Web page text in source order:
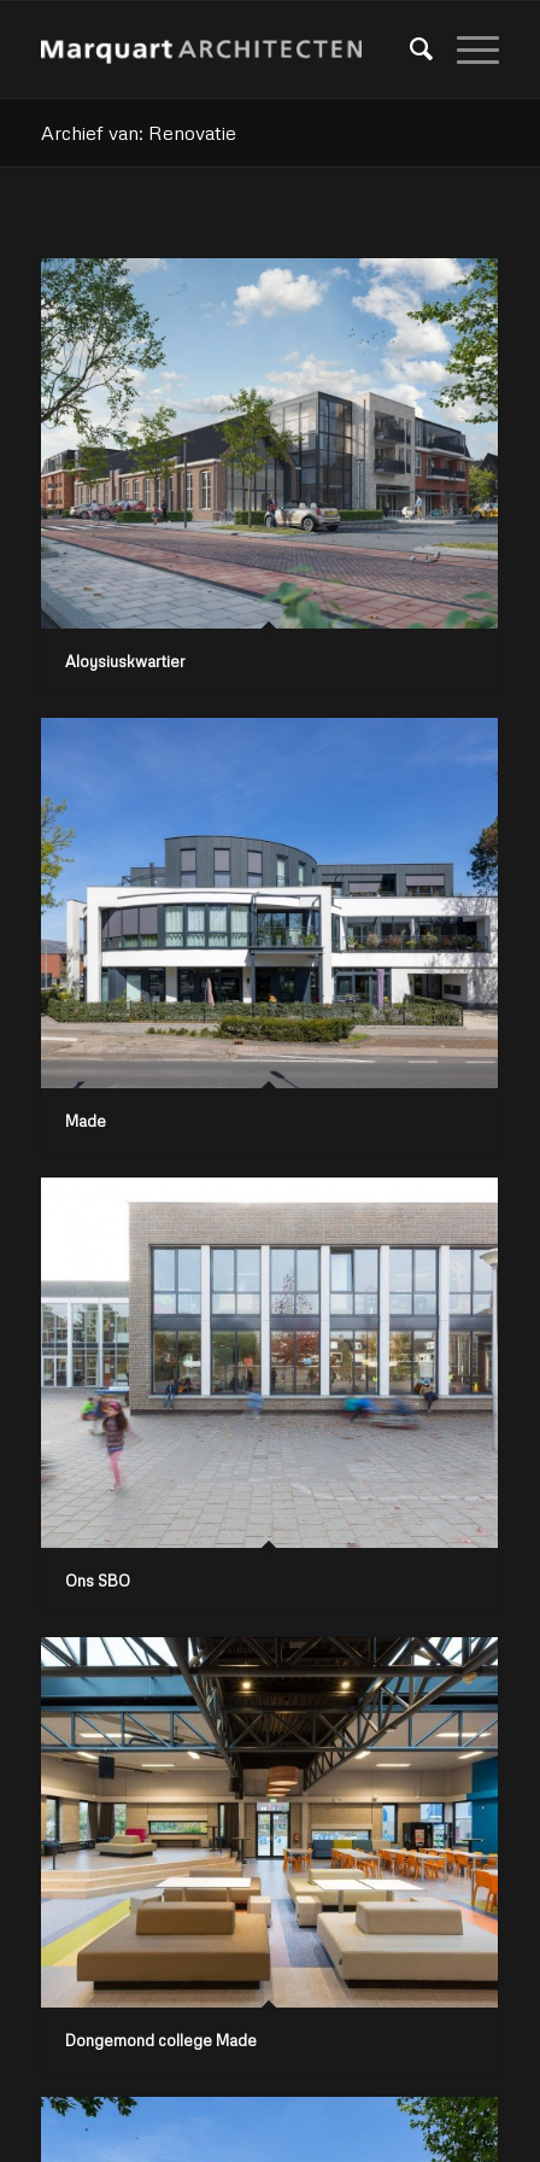
Archief van: Renovatie
Aloysiuskwartier
Made
Ons SBO
Dongemond college Made